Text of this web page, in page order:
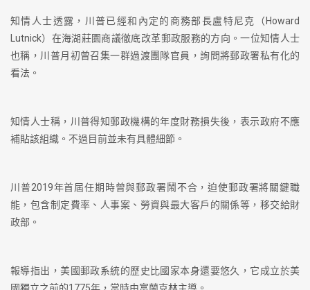
知情人士透露，川普已經和內定的商務部長盧特尼克（Howard
Lutnick）在海湖莊園商議徹底改革郵政服務的方向。一位知情人士
也稱，川普月初曾召集一群過渡團隊官員，詢問將郵政署私有化的
看法。
知情人士稱，川普得知郵政機構的年度財務損失後，表示政府不應
補貼該組織。不過目前並未有具體細節。
川普2019年首屆任期時曾與郵政署鬧不合，迫使郵政署將關鍵職
能，包含制定費率、人事案、勞資與最大客戶的關係等，移交給財
政部。
報導指出，美國郵政系統的歷史比國家本身還要悠久，它成立於美